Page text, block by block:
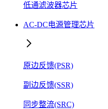
低通滤波器芯片
AC-DC电源管理芯片
原边反馈(PSR)
副边反馈(SSR)
同步整流(SRC)